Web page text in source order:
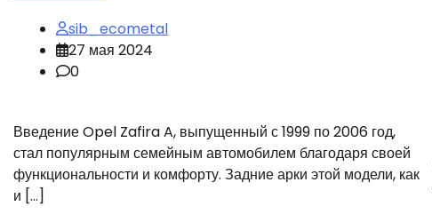
sib_ecometal
27 мая 2024
0
Введение Opel Zafira A, выпущенный с 1999 по 2006 год,
стал популярным семейным автомобилем благодаря своей
функциональности и комфорту. Задние арки этой модели, как
и […]